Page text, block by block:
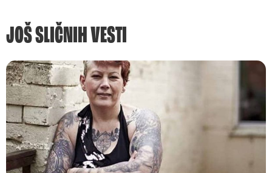
JOŠ SLIČNIH VESTI